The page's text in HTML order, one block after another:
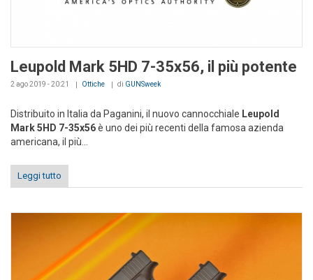
Leupold Mark 5HD 7-35x56, il più potente
2 ago 2019 - 20:21 Ottiche di GUNSweek
Distribuito in Italia da Paganini, il nuovo cannocchiale Leupold
Mark 5HD 7-35x56è uno dei più recenti della famosa azienda
americana, il più...
Leggi tutto